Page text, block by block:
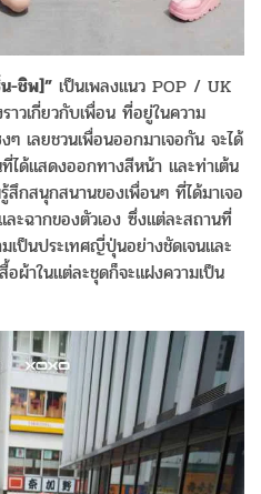
-ชิพ]” เป็นเพลงแนว POP / UK
าวเกี่ยวกับเพื่อน ที่อยู่ในความ
เลยชวนเพื่อนออกมาเจอกัน จะได้
ด้แสดงออกทางสีหน้า และท่าเต้น
สึกสนุกสนานของเพื่อนๆ ที่ได้มาเจอ
ะฉากของตัวเอง ซึ่งแต่ละสถานที่
เป็นประเทศญี่ปุ่นอย่างชัดเจนและ
ผ้าในแต่ละชุดก็จะแฝงความเป็น